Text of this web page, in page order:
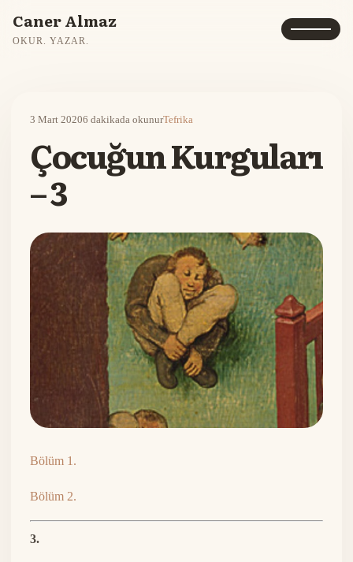
Caner Almaz
OKUR. YAZAR.
3 Mart 20206 dakikada okunurTefrika
Çocuğun Kurguları
– 3
Bölüm 1.
Bölüm 2.
3.